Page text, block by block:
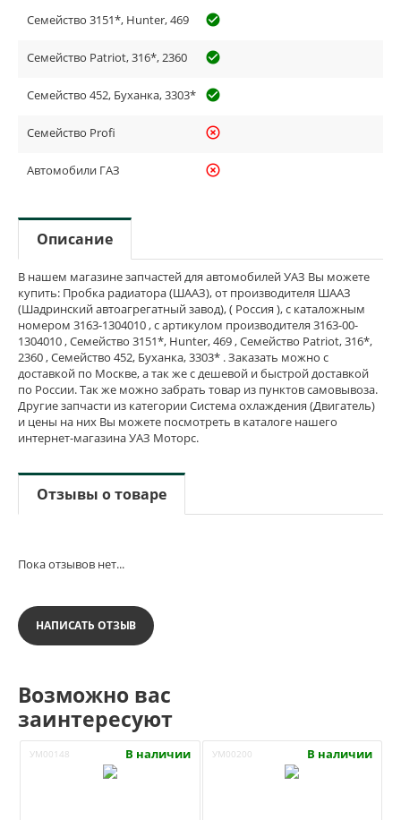
Семейство 3151*, Hunter, 469 check_circle_outline
Семейство Patriot, 316*, 2360 check_circle_outline
Семейство 452, Буханка, 3303* check_circle_outline
Семейство Profi highlight_off
Автомобили ГАЗ highlight_off
Описание
В нашем магазине запчастей для автомобилей УАЗ Вы можете
купить: Пробка радиатора (ШААЗ), от производителя ШААЗ
(Шадринский автоагрегатный завод), ( Россия ), с каталожным
номером 3163-1304010 , с артикулом производителя 3163-00-
1304010 , Семейство 3151*, Hunter, 469 , Семейство Patriot, 316*,
2360 , Семейство 452, Буханка, 3303* . Заказать можно с
доставкой по Москве, а так же с дешевой и быстрой доставкой
по России. Так же можно забрать товар из пунктов самовывоза.
Другие запчасти из категории Система охлаждения (Двигатель)
и цены на них Вы можете посмотреть в каталоге нашего
интернет-магазина УАЗ Моторс.
Отзывы о товаре
Пока отзывов нет...
НАПИСАТЬ ОТЗЫВ
Возможно вас
заинтересуют
УМ00148 В наличии УМ00200 В наличии